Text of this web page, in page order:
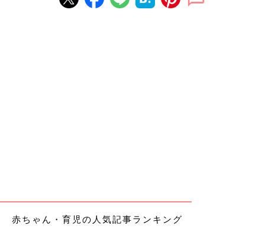
赤ちゃん・育児の人気記事ランキング